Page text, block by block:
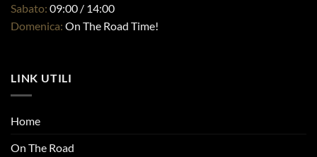
Sabato: 09:00 / 14:00
Domenica: On The Road Time!
LINK UTILI
Home
On The Road